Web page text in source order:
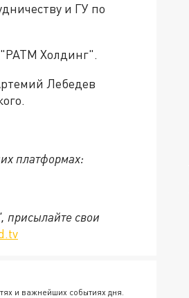
и ГУ по
"РАТМ Холдинг".
Лебедев
платформах:
присылайте свои
и важнейших событиях дня.